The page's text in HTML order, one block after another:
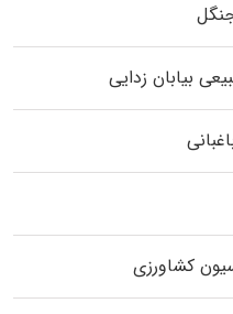
بیابان زدایی
کشاورزی